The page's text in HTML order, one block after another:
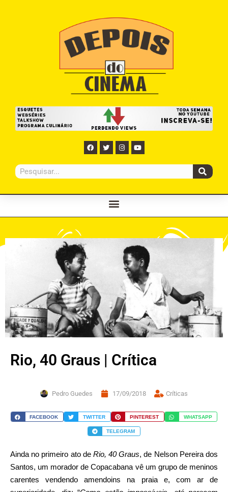
Rio, 40 Graus | Crítica
Pedro Guedes 17/09/2018 Críticas
FACEBOOK TWITTER PINTEREST WHATSAPP
TELEGRAM
Ainda no primeiro ato de Rio, 40 Graus, de Nelson Pereira dos
Santos, um morador de Copacabana vê um grupo de meninos
carentes vendendo amendoins na praia e, com ar de